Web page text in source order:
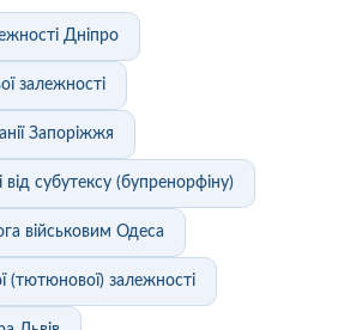
Дніпро
залежності
Запоріжжя
від субутексу (бупренорфіну)
військовим Одеса
(тютюнової) залежності